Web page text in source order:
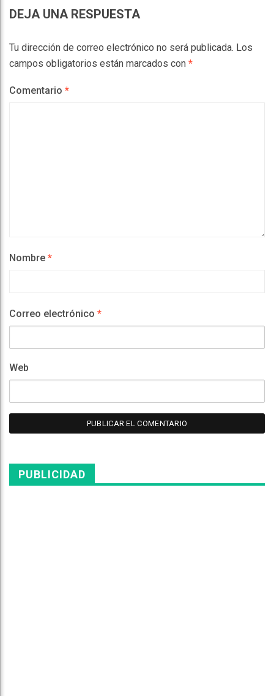
DEJA UNA RESPUESTA
Tu dirección de correo electrónico no será publicada. Los
campos obligatorios están marcados con *
Comentario *
Nombre *
Correo electrónico *
Web
PUBLICIDAD